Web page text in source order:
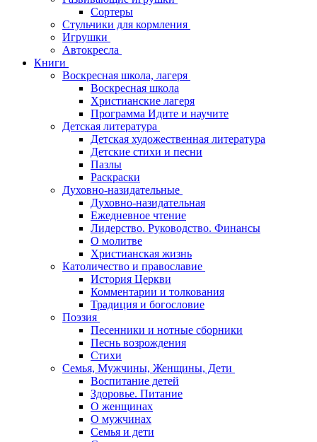
Сортеры
Стульчики для кормления
Игрушки
Автокресла
Книги
Воскресная школа, лагеря
Воскресная школа
Христианские лагеря
Программа Идите и научите
Детская литература
Детская художественная литература
Детские стихи и песни
Пазлы
Раскраски
Духовно-назидательные
Духовно-назидательная
Ежедневное чтение
Лидерство. Руководство. Финансы
О молитве
Христианская жизнь
Католичество и православие
История Церкви
Комментарии и толкования
Традиция и богословие
Поэзия
Песенники и нотные сборники
Песнь возрождения
Стихи
Семья, Мужчины, Женщины, Дети
Воспитание детей
Здоровье. Питание
О женщинах
О мужчинах
Семья и дети